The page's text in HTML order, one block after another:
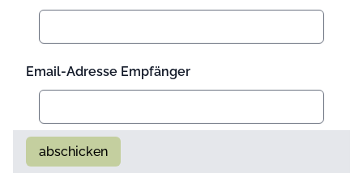
Email-Adresse Empfänger
abschicken